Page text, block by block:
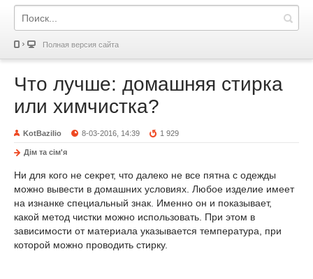
Полная версия сайта
Что лучше: домашняя стирка
или химчистка?
KotBazilio 8-03-2016, 14:39 1 929
Дім та сім'я
Ни для кого не секрет, что далеко не все пятна с одежды
можно вывести в домашних условиях. Любое изделие имеет
на изнанке специальный знак. Именно он и показывает,
какой метод чистки можно использовать. При этом в
зависимости от материала указывается температура, при
которой можно проводить стирку.